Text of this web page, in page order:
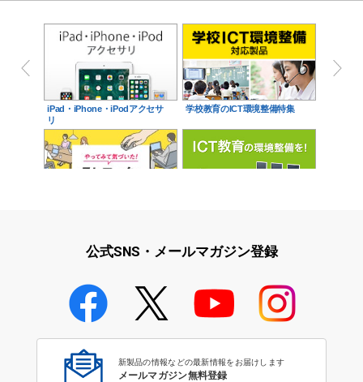
iPad・iPhone・iPodアクセサ
リ
学校教育のICT環境整備特集
静音キーボード・テンキー特集
公式SNS・メールマガジン登録
新製品の情報などの最新情報をお届けします
メールマガジン無料登録